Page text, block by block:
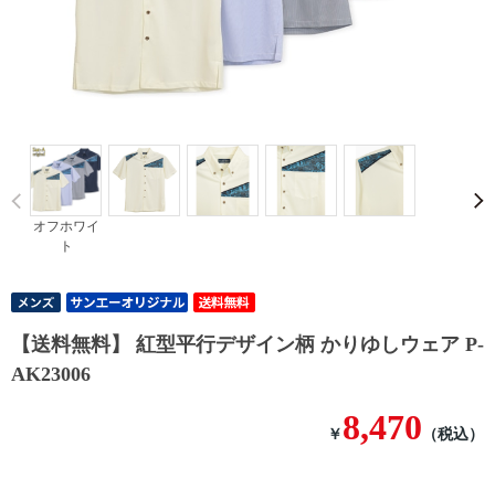
オフホワイ
ト
Prev
【送料無料】 紅型平行デザイン柄 かりゆしウェア P-
AK23006
￥ 8,470 （税込）